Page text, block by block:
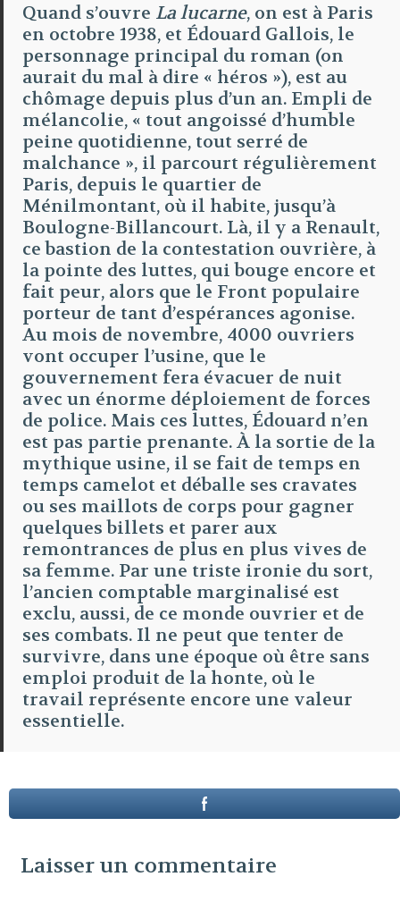
Quand s’ouvre La lucarne, on est à Paris
en octobre 1938, et Édouard Gallois, le
personnage principal du roman (on
aurait du mal à dire « héros »), est au
chômage depuis plus d’un an. Empli de
mélancolie, « tout angoissé d’humble
peine quotidienne, tout serré de
malchance », il parcourt régulièrement
Paris, depuis le quartier de
Ménilmontant, où il habite, jusqu’à
Boulogne-Billancourt. Là, il y a Renault,
ce bastion de la contestation ouvrière, à
la pointe des luttes, qui bouge encore et
fait peur, alors que le Front populaire
porteur de tant d’espérances agonise.
Au mois de novembre, 4000 ouvriers
vont occuper l’usine, que le
gouvernement fera évacuer de nuit
avec un énorme déploiement de forces
de police. Mais ces luttes, Édouard n’en
est pas partie prenante. À la sortie de la
mythique usine, il se fait de temps en
temps camelot et déballe ses cravates
ou ses maillots de corps pour gagner
quelques billets et parer aux
remontrances de plus en plus vives de
sa femme. Par une triste ironie du sort,
l’ancien comptable marginalisé est
exclu, aussi, de ce monde ouvrier et de
ses combats. Il ne peut que tenter de
survivre, dans une époque où être sans
emploi produit de la honte, où le
travail représente encore une valeur
essentielle.
Laisser un commentaire